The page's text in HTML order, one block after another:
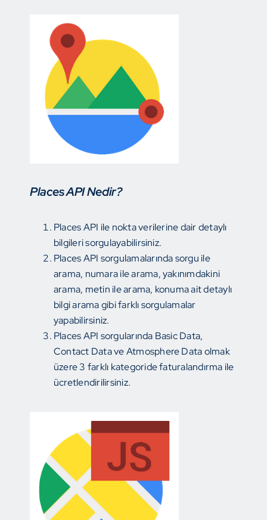
Places API Nedir?
Places API ile nokta verilerine dair detaylı
bilgileri sorgulayabilirsiniz.
Places API sorgulamalarında sorgu ile
arama, numara ile arama, yakınımdakini
arama, metin ile arama, konuma ait detaylı
bilgi arama gibi farklı sorgulamalar
yapabilirsiniz.
Places API sorgularında Basic Data,
Contact Data ve Atmosphere Data olmak
üzere 3 farklı kategoride faturalandırma ile
ücretlendirilirsiniz.